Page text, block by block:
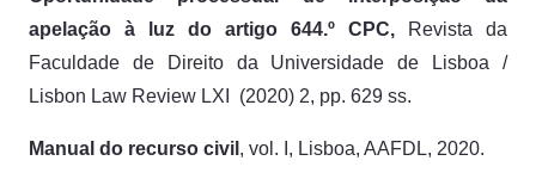
apelação à luz do artigo 644.º CPC,
Revista da
Faculdade de Direito da Universidade de Lisboa /
Lisbon Law Review LXI (2020) 2, pp. 629 ss.
Manual do recurso civil , vol. I, Lisboa, AAFDL, 2020.